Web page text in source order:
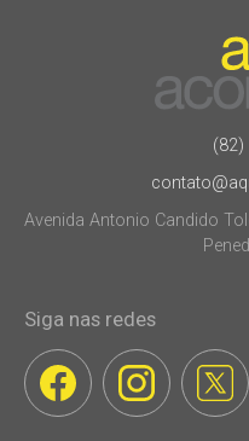
(82)
Avenida Antonio Candido
Siga nas redes